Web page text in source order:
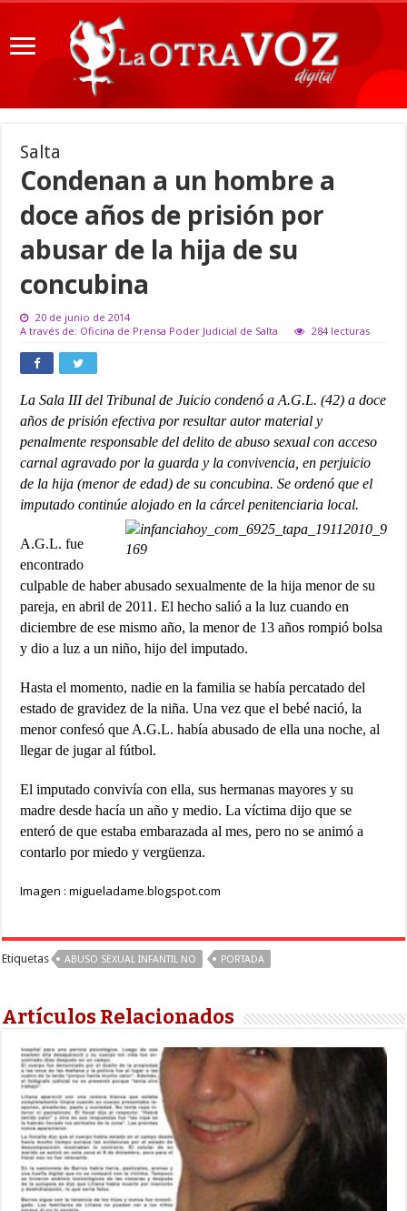
Salta
Condenan a un hombre a
doce años de prisión por
abusar de la hija de su
concubina
20 de junio de 2014
A través de: Oficina de Prensa Poder Judicial de Salta
284 lecturas
La Sala III del Tribunal de Juicio condenó a A.G.L. (42) a doce
años de prisión efectiva por resultar autor material y
penalmente responsable del delito de abuso sexual con acceso
carnal agravado por la guarda y la convivencia, en perjuicio
de la hija (menor de edad) de su concubina. Se ordenó que el
imputado continúe alojado en la cárcel penitenciaria local.
A.G.L. fue
encontrado
culpable de haber abusado sexualmente de la hija menor de su
pareja, en abril de 2011. El hecho salió a la luz cuando en
diciembre de ese mismo año, la menor de 13 años rompió bolsa
y dio a luz a un niño, hijo del imputado.
Hasta el momento, nadie en la familia se había percatado del
estado de gravidez de la niña. Una vez que el bebé nació, la
menor confesó que A.G.L. había abusado de ella una noche, al
llegar de jugar al fútbol.
El imputado convivía con ella, sus hermanas mayores y su
madre desde hacía un año y medio. La víctima dijo que se
enteró de que estaba embarazada al mes, pero no se animó a
contarlo por miedo y vergüenza.
Imagen : migueladame.blogspot.com
Etiquetas ABUSO SEXUAL INFANTIL NO PORTADA
Artículos Relacionados